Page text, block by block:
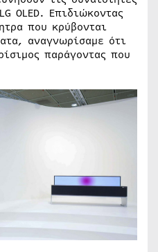
OLED. Επιδιώκοντας
που κρύβονται
αναγνωρίσαμε ότι
παράγοντας που